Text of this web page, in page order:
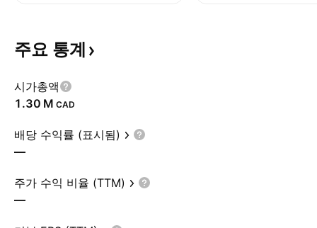
주요 통계
시가총액
‪1.30 M‬ CAD
배당 수익률 (표시됨)
—
주가 수익 비율 (TTM)
—